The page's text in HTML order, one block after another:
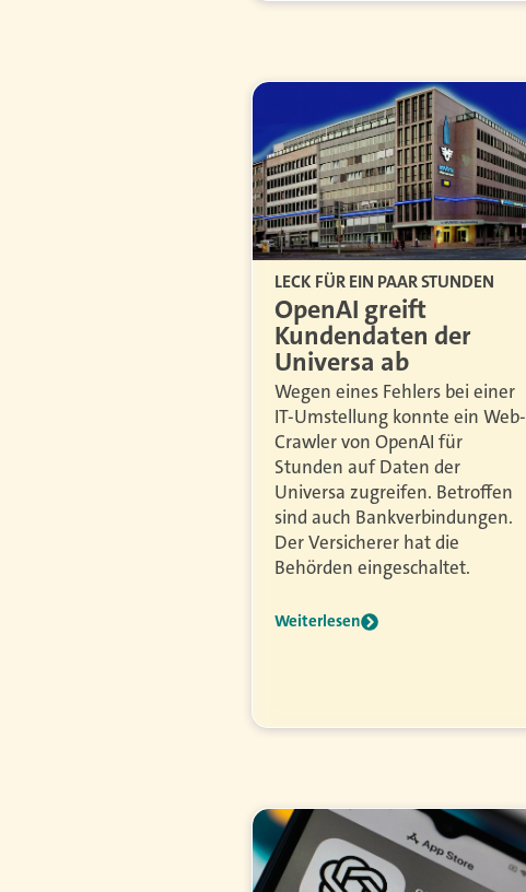
LECK FÜR EIN PAAR STUNDEN
OpenAI greift
Kundendaten der
Universa ab
Wegen eines Fehlers bei einer
IT-Umstellung konnte ein Web-
Crawler von OpenAI für
Stunden auf Daten der
Universa zugreifen. Betroffen
sind auch Bankverbindungen.
Der Versicherer hat die
Behörden eingeschaltet.
Weiterlesen